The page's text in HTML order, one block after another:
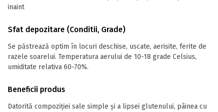
inaint
Sfat depozitare (Conditii, Grade)
Se păstrează optim în locuri deschise, uscate, aerisite, ferite de
razele soarelui. Temperatura aerului de 10-18 grade Celsius,
umiditate relativa 60-70%.
Beneficii produs
Datorită compoziției sale simple și a lipsei glutenului, pâinea cu